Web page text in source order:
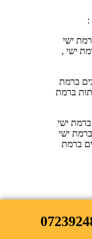
:
ישי
ישי ,
ברמת
ברמת
ישי
ישי
ברמת